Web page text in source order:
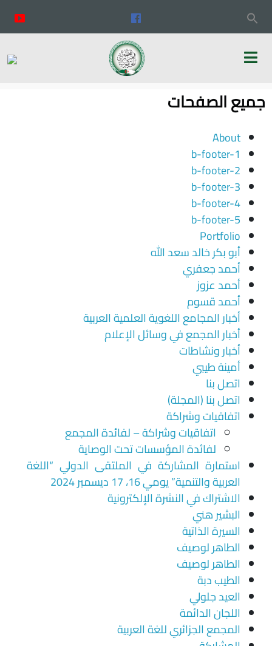
جميع الصفحات
About
b-footer-1
b-footer-2
b-footer-3
b-footer-4
b-footer-5
Portfolio
أبو بكر خالد سعد الله
أحمد جعفري
أحمد عزوز
أحمد قسوم
أخبار المجامع اللغوية العلمية العربية
أخبار المجمع في وسائل الإعلام
أخبار ونشاطات
أمينة طيبي
اتصل بنا
اتصل بنا (المجلة)
اتفاقيات وشراكة
اتفاقيات وشراكة – لفائدة المجمع
لفائدة المؤسسات تحت الوصاية
استمارة المشاركة في الملتقى الدولي “اللغة
العربية والتنمية” يومي 16، 17 ديسمبر 2024
الاشتراك في النشرة الإلكترونية
البشير هني
السيرة الذاتية
الطاهر لوصيف
الطاهر لوصيف
الطيب دبة
العيد جلولي
اللجان الدائمة
المجمع الجزائري للغة العربية